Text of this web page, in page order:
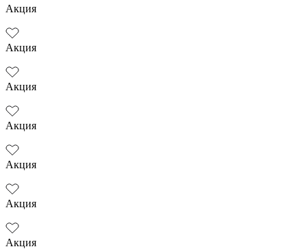
Акция
Акция
Акция
Акция
Акция
Акция
Акция